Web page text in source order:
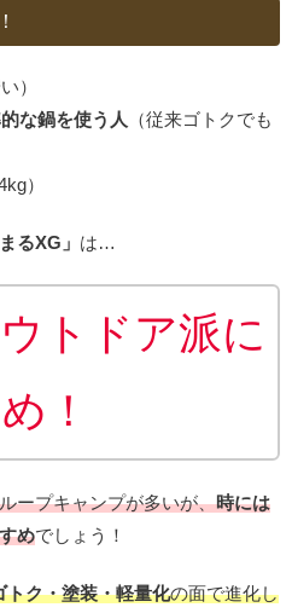
）
な鍋を使う人
（従来ゴトクでも
）
るXG」 は…
トドア派に
！
ープキャンプが多いが、時には
めでしょう！
トク・塗装・軽量化の面で進化し